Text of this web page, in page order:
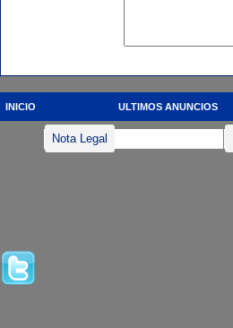
INICIO ULTIMOS ANUNCIOS
Nota Legal